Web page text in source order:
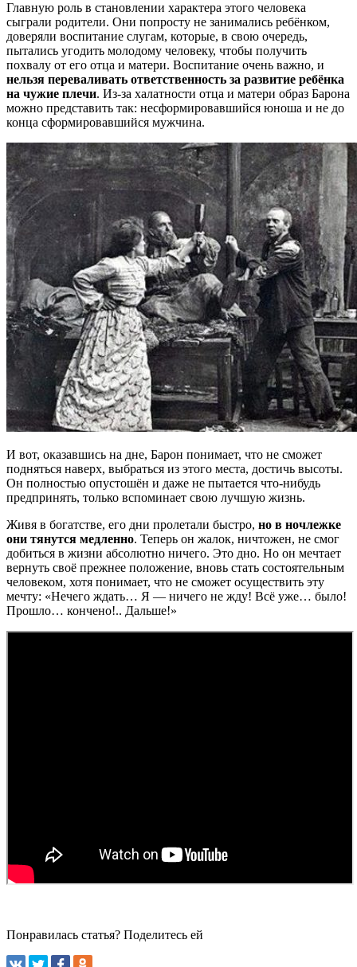
Главную роль в становлении характера этого человека
сыграли родители. Они попросту не занимались ребёнком,
доверяли воспитание слугам, которые, в свою очередь,
пытались угодить молодому человеку, чтобы получить
похвалу от его отца и матери. Воспитание очень важно, и
нельзя переваливать ответственность за развитие ребёнка
на чужие плечи. Из-за халатности отца и матери образ Барона
можно представить так: несформировавшийся юноша и не до
конца сформировавшийся мужчина.
И вот, оказавшись на дне, Барон понимает, что не сможет
подняться наверх, выбраться из этого места, достичь высоты.
Он полностью опустошён и даже не пытается что-нибудь
предпринять, только вспоминает свою лучшую жизнь.
Живя в богатстве, его дни пролетали быстро, но в ночлежке
они тянутся медленно. Теперь он жалок, ничтожен, не смог
добиться в жизни абсолютно ничего. Это дно. Но он мечтает
вернуть своё прежнее положение, вновь стать состоятельным
человеком, хотя понимает, что не сможет осуществить эту
мечту: «Нечего ждать… Я — ничего не жду! Всё уже… было!
Прошло… кончено!.. Дальше!»
Понравилась статья? Поделитесь ей